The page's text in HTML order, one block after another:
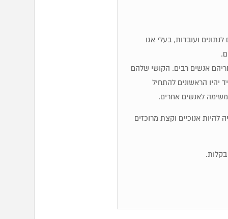
לוגיים, זקוקים לנתונים ועובדות, בעלי אגו
אחריהם אנשים רבים. הקושי שלהם
יהיו הראשונים להתחיל
לאנשים אחרים.
להיות אנוכיים וקצת מרוכזים